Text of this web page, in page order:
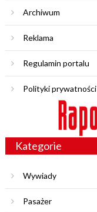
Archiwum
Reklama
Regulamin portalu
Polityki prywatności
Kategorie
Wywiady
Pasażer